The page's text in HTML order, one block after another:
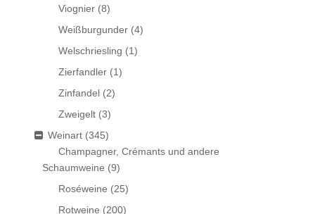
Viognier (8)
Weißburgunder (4)
Welschriesling (1)
Zierfandler (1)
Zinfandel (2)
Zweigelt (3)
Weinart (345)
Champagner, Crémants und andere
Schaumweine (9)
Roséweine (25)
Rotweine (200)